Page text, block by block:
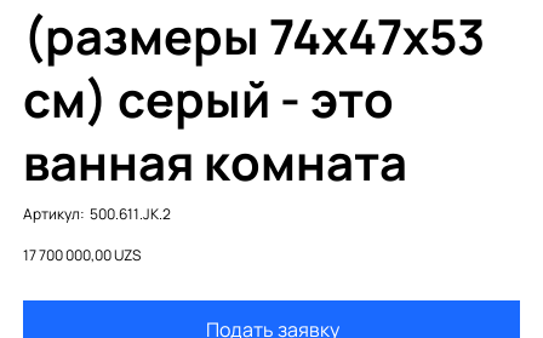
(размеры 74x47x53
см) серый - это
ванная комната
Артикул: Артикул:
500.611.JK.2
500.611.JK.2
Цена
17 700 000,00 UZS
Подать заявку